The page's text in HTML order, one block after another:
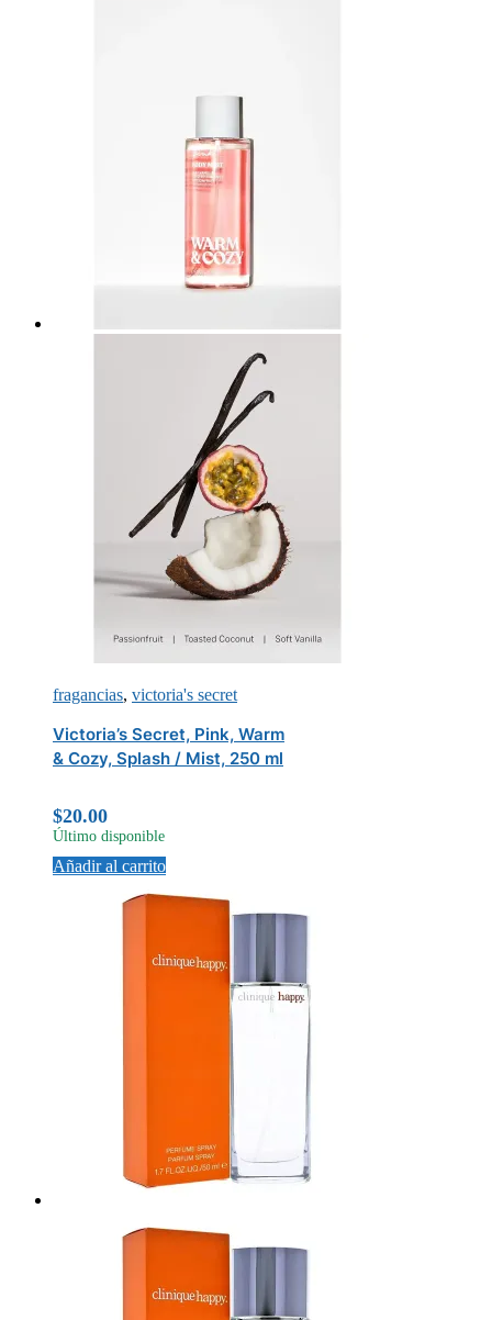
fragancias, victoria's secret
Victoria’s Secret, Pink, Warm
& Cozy, Splash / Mist, 250 ml
$20.00
Último disponible
Añadir al carrito